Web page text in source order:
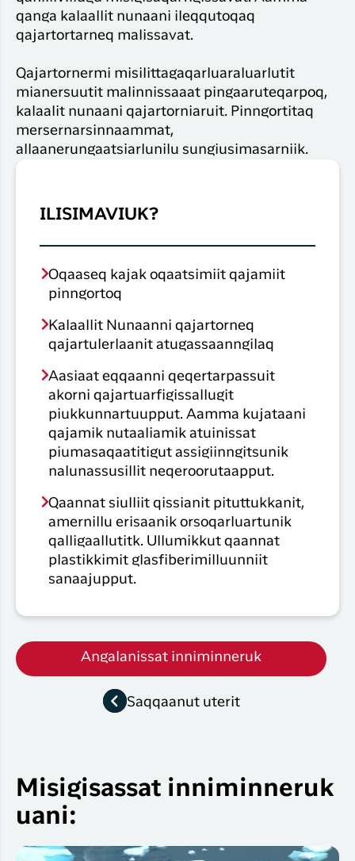
qanga kalaallit nunaani ileqqutoqaq
qajartortarneq malissavat.
Qajartornermi misilittagaqarluaraluarlutit
mianersuutit malinnissaaat pingaaruteqarpoq,
kalaalit nunaani qajartorniaruit. Pinngortitaq
mersernarsinnaammat,
allaanerungaatsiarlunilu sungiusimasarniik.
ILISIMAVIUK?
Oqaaseq kajak oqaatsimiit qajamiit
pinngortoq
Kalaallit Nunaanni qajartorneq
qajartulerlaanit atugassaanngilaq
Aasiaat eqqaanni qeqertarpassuit
akorni qajartuarfigissallugit
piukkunnartuupput. Aamma kujataani
qajamik nutaaliamik atuinissat
piumasaqaatitigut assigiinngitsunik
nalunassusillit neqeroorutaapput.
Qaannat siulliit qissianit pituttukkanit,
amernillu erisaanik orsoqarluartunik
qalligaallutitk. Ullumikkut qaannat
plastikkimit glasfiberimilluunniit
sanaajupput.
Saqqaanut uterit
Angalanissat inniminneruk
Misigisassat inniminneruk
uani: